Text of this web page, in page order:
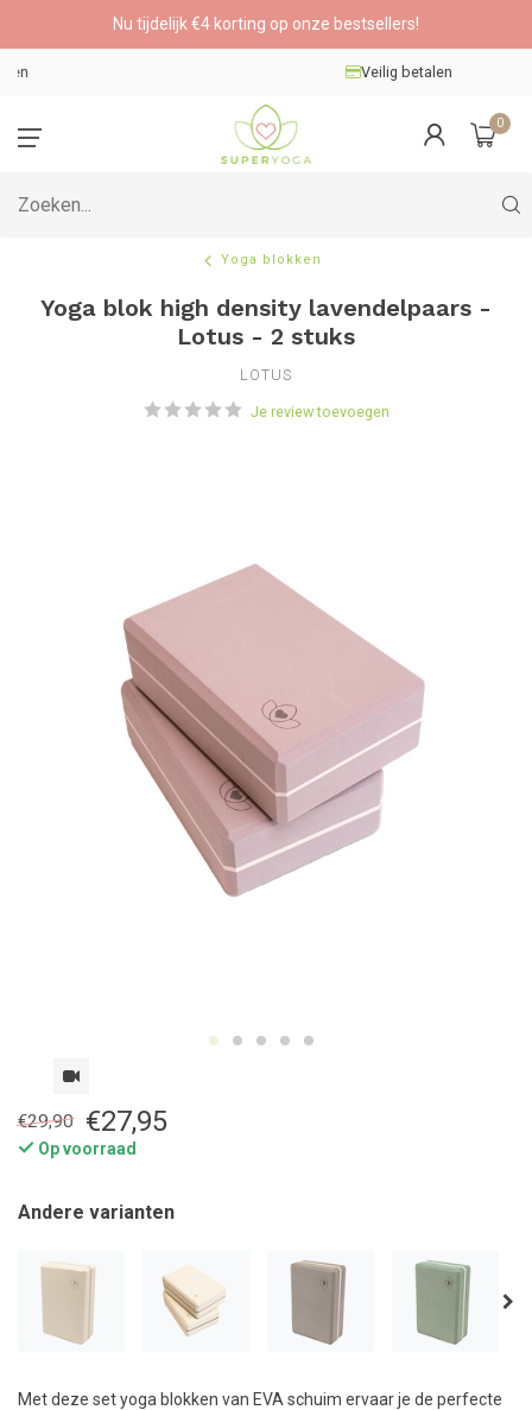
Nu tijdelijk €4 korting op onze bestsellers!
0
Yoga blokken
Yoga blok high density lavendelpaars -
Lotus - 2 stuks
LOTUS
Je review toevoegen
€29,90 €27,95
Op voorraad
Andere varianten
Met deze set yoga blokken van EVA schuim ervaar je de perfecte